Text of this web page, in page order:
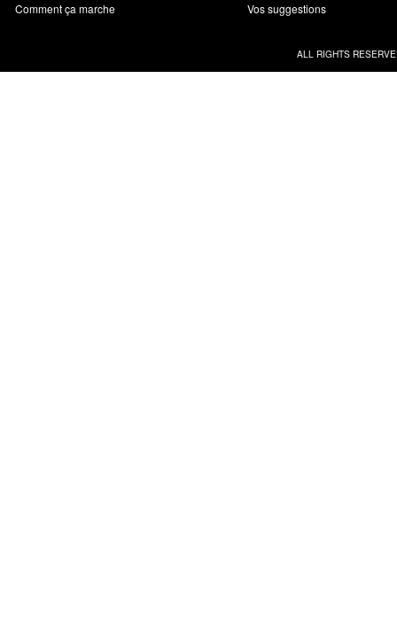
Comment ça marche Vos suggestions
ALL RIGHTS